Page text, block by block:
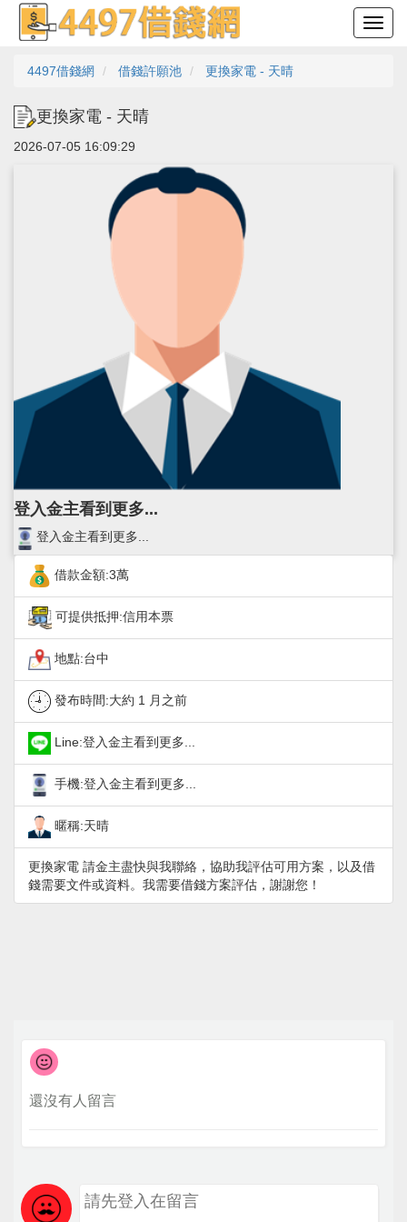
4497借錢網 借錢許願池 更換家電 - 天晴
更換家電 - 天晴
2026-07-05 16:09:29
登入金主看到更多...
登入金主看到更多...
借款金額:3萬
可提供抵押:信用本票
地點:台中
發布時間:大約 1 月之前
Line:登入金主看到更多...
手機:登入金主看到更多...
暱稱:天晴
更換家電 請金主盡快與我聯絡，協助我評估可用方案，以及借
錢需要文件或資料。我需要借錢方案評估，謝謝您！
還沒有人留言